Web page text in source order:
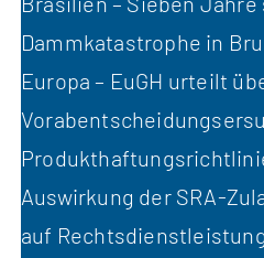
Dammkatastrophe in
Europa – EuGH urteilt
Auswirkung der SRA-
auf